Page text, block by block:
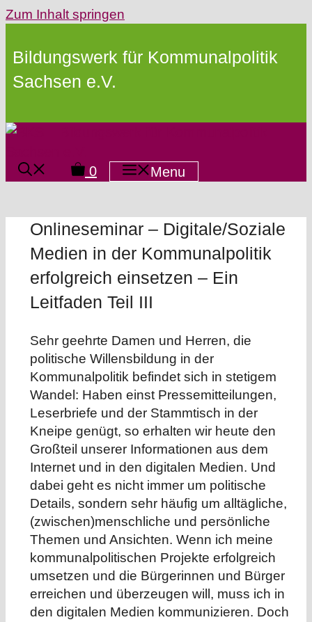
Zum Inhalt springen
Bildungswerk für Kommunalpolitik
Sachsen e.V.
0 Menu
Onlineseminar – Digitale/Soziale
Medien in der Kommunalpolitik
erfolgreich einsetzen – Ein
Leitfaden Teil III
Sehr geehrte Damen und Herren, die
politische Willensbildung in der
Kommunalpolitik befindet sich in stetigem
Wandel: Haben einst Pressemitteilungen,
Leserbriefe und der Stammtisch in der
Kneipe genügt, so erhalten wir heute den
Großteil unserer Informationen aus dem
Internet und in den digitalen Medien. Und
dabei geht es nicht immer um politische
Details, sondern sehr häufig um alltägliche,
(zwischen)menschliche und persönliche
Themen und Ansichten. Wenn ich meine
kommunalpolitischen Projekte erfolgreich
umsetzen und die Bürgerinnen und Bürger
erreichen und überzeugen will, muss ich in
den digitalen Medien kommunizieren. Doch